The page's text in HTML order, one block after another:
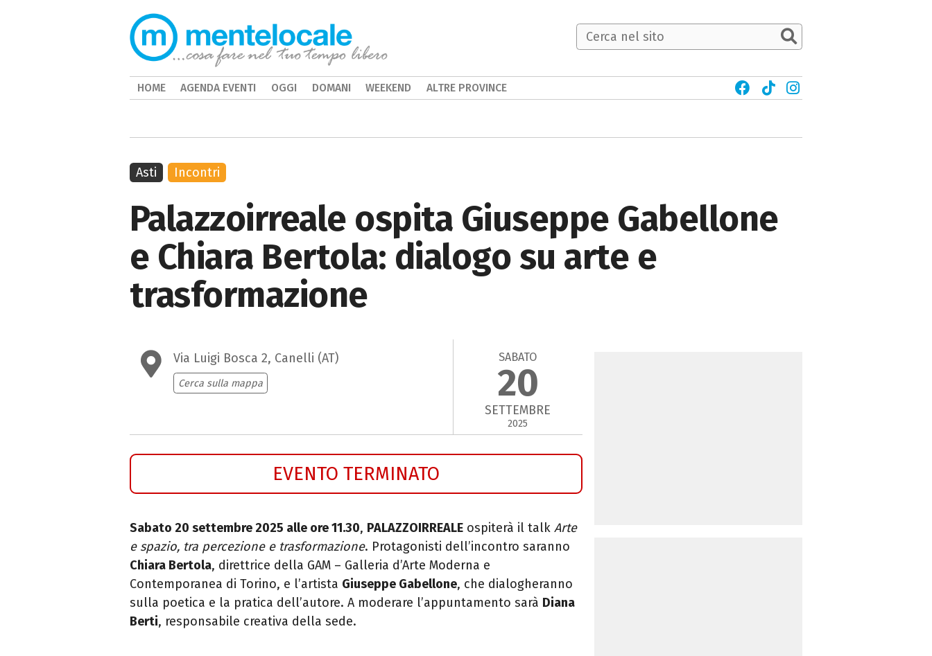
Palazzoirreale ospita Giuseppe Gabellone
e Chiara Bertola: dialogo su arte e
trasformazione
Via Luigi Bosca 2, Canelli (AT)
Cerca sulla mappa
SABATO
20
SETTEMBRE
2025
EVENTO TERMINATO
Sabato 20 settembre 2025 alle ore 11.30, PALAZZOIRREALE ospiterà il talk Arte
e spazio, tra percezione e trasformazione. Protagonisti dell’incontro saranno
Chiara Bertola, direttrice della GAM – Galleria d’Arte Moderna e
Contemporanea di Torino, e l’artista Giuseppe Gabellone, che dialogheranno
sulla poetica e la pratica dell’autore. A moderare l’appuntamento sarà Diana
Berti, responsabile creativa della sede.
Asti Incontri
HOME AGENDA EVENTI OGGI DOMANI WEEKEND ALTRE PROVINCE